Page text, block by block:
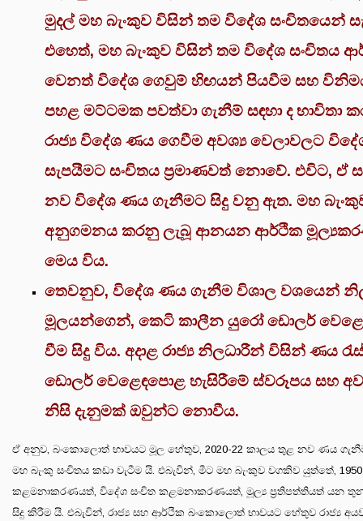
මුදල් මහ බැංකුව විසින් තම විදේශ සංචිතයෙන්
එහෙත්, මහ බැංකුව විසින් තම විදේශ සංචිතය
වෙනත් විදේශ ගෙවුම් හිඟයන් පියවීම සහ
පහළ මට්ටමක පවත්වා ගැනීම් සඳහා ද භාවිතා
රාජ්‍ය විදේශ ණය ගෙවීම අවශ්‍ය වෙලාවලට
සැපයීමට සංචිතය ප්‍රමාණවත් නොවේ. එවිට, ඒ
නව විදේශ ණය ගැනීමට සිදු වනු ඇත. මහ
අනුගමනය කරනු ලැබූ ආනයන ආර්ථික
මෙය විය.
තෙවනුව, විදේශ ණය ගැනීම විශාල වශයෙන්
මූලයන්ගෙන්, කෙටි කාලීන යුරෝ ඩොලර්
වීම සිදු විය. අදාළ රාජ්‍ය නිලධාරීන් විසින් ණය
ඩොලර් වෙළෙඳපොළ හැසිරීමේ ස්වරූපය සහ
නිසි දැනුමක් ඔවුන්ට නොවීය.
ඒ අනුව, බංකොලොත් භාවයට මූල හේතුව, 2020-22 කාලය තුළ නව ණය
මහ බැංකු සංචිතය කඩා වැටීම යි. එබැවින්, මීට මහ බැංකුව වගකිව යුත්තේ,
කළමනාකරණයත්, විදේශ සංචිත කළමනාකරණයත්, මූල්‍ය ප්‍රතිපත්තියත් යන
සිදු කිරීම යි. එබැවින්, රාජ්‍ය සහ ආර්ථික බංකොලොත් භාවයට හේතුව රාජ්‍ය